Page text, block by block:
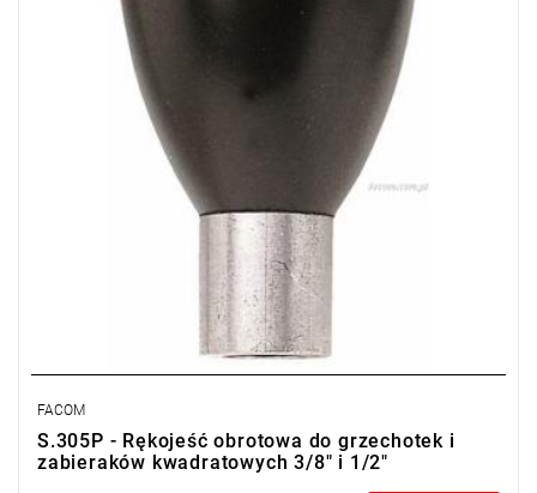
Typ gwarancji:
(Bezpłatna wymiana produktu bez ograniczenia
FACOM
S.305P - Rękojeść obrotowa do grzechotek i
zabieraków kwadratowych 3/8" i 1/2"